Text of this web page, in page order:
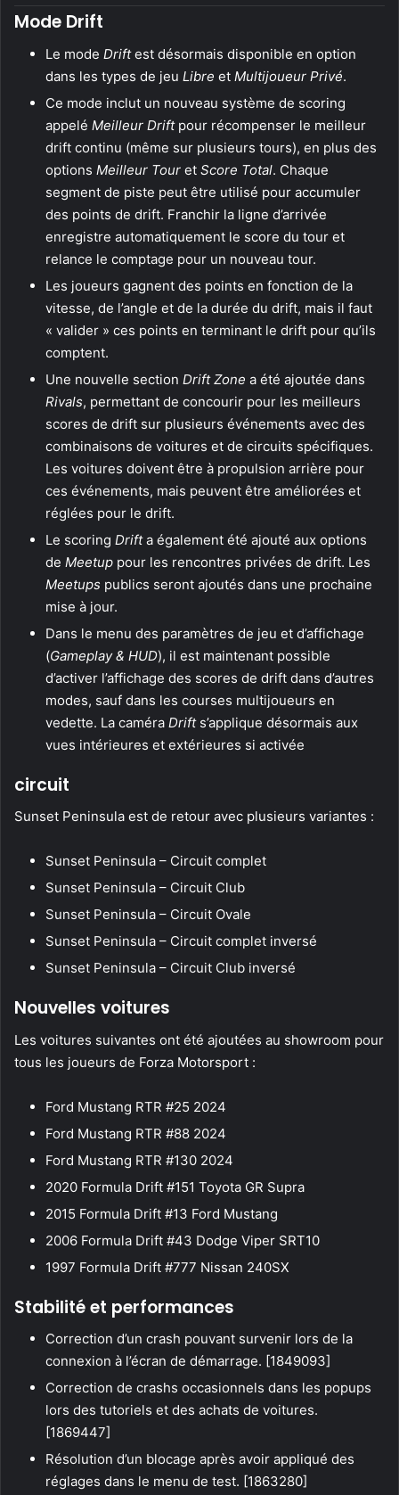
Mode Drift
Le mode Driftest désormais disponible en option
dans les types de jeu Libre et Multijoueur Privé.
Ce mode inclut un nouveau système de scoring
appelé Meilleur Driftpour récompenser le meilleur
drift continu (même sur plusieurs tours), en plus des
options Meilleur Tour et Score Total. Chaque
segment de piste peut être utilisé pour accumuler
des points de drift. Franchir la ligne d’arrivée
enregistre automatiquement le score du tour et
relance le comptage pour un nouveau tour.
Les joueurs gagnent des points en fonction de la
vitesse, de l’angle et de la durée du drift, mais il faut
« valider » ces points en terminant le drift pour qu’ils
comptent.
Une nouvelle section Drift Zone a été ajoutée dans
Rivals, permettant de concourir pour les meilleurs
scores de drift sur plusieurs événements avec des
combinaisons de voitures et de circuits spécifiques.
Les voitures doivent être à propulsion arrière pour
ces événements, mais peuvent être améliorées et
réglées pour le drift.
Le scoring Drifta également été ajouté aux options
de Meetup pour les rencontres privées de drift. Les
Meetups publics seront ajoutés dans une prochaine
mise à jour.
Dans le menu des paramètres de jeu et d’affichage
(Gameplay & HUD), il est maintenant possible
d’activer l’affichage des scores de drift dans d’autres
modes, sauf dans les courses multijoueurs en
vedette. La caméra Drifts’applique désormais aux
vues intérieures et extérieures si activée
circuit
Sunset Peninsula est de retour avec plusieurs variantes :
Sunset Peninsula – Circuit complet
Sunset Peninsula – Circuit Club
Sunset Peninsula – Circuit Ovale
Sunset Peninsula – Circuit complet inversé
Sunset Peninsula – Circuit Club inversé
Nouvelles voitures
Les voitures suivantes ont été ajoutées au showroom pour
tous les joueurs de Forza Motorsport :
Ford Mustang RTR #25 2024
Ford Mustang RTR #88 2024
Ford Mustang RTR #130 2024
2020 Formula Drift #151 Toyota GR Supra
2015 Formula Drift #13 Ford Mustang
2006 Formula Drift #43 Dodge Viper SRT10
1997 Formula Drift #777 Nissan 240SX
Stabilité et performances
Correction d’un crash pouvant survenir lors de la
connexion à l’écran de démarrage. [1849093]
Correction de crashs occasionnels dans les popups
lors des tutoriels et des achats de voitures.
[1869447]
Résolution d’un blocage après avoir appliqué des
réglages dans le menu de test. [1863280]